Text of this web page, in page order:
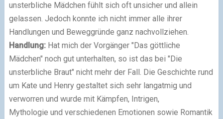
unsterbliche Mädchen fühlt sich oft unsicher und allein
gelassen. Jedoch konnte ich nicht immer alle ihrer
Handlungen und Beweggründe ganz nachvollziehen.
Handlung:Hat mich der Vorgänger "Das göttliche
Mädchen" noch gut unterhalten, so ist das bei "Die
unsterbliche Braut" nicht mehr der Fall. Die Geschichte rund
um Kate und Henry gestaltet sich sehr langatmig und
verworren und wurde mit Kämpfen, Intrigen,
Mythologie und verschiedenen Emotionen sowie Romantik